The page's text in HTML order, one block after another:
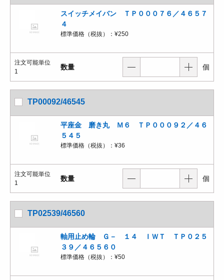
スイッチメイバン ＴＰ０００７６／４６５７
４
標準価格（税抜）： ¥250
注文可能単位
1
数量 個
TP00092/46545
平座金 磨き丸 Ｍ６ ＴＰ０００９２／４６
５４５
標準価格（税抜）： ¥36
注文可能単位
1
数量 個
TP02539/46560
軸用止め輪 Ｇ－ １４ ＩＷＴ ＴＰ０２５
３９／４６５６０
標準価格（税抜）： ¥50